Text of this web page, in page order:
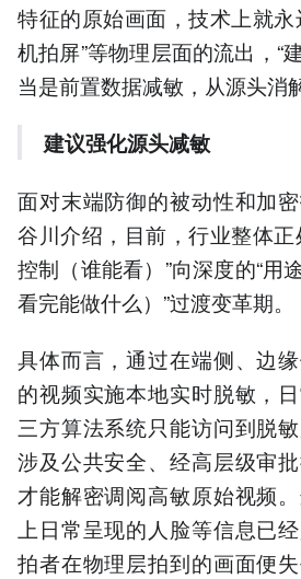
特征的原始画面，技术上就
机拍屏”等物理层面的流出，“
当是前置数据减敏，从源头消
建议强化源头减敏
面对末端防御的被动性和加
谷川介绍，目前，行业整体正
控制（谁能看）”向深度的“用
看完能做什么）”过渡变革期。
具体而言，通过在端侧、边
的视频实施本地实时脱敏，
三方算法系统只能访问到脱
涉及公共安全、经高层级审
才能解密调阅高敏原始视频
上日常呈现的人脸等信息已
拍者在物理层拍到的画面便